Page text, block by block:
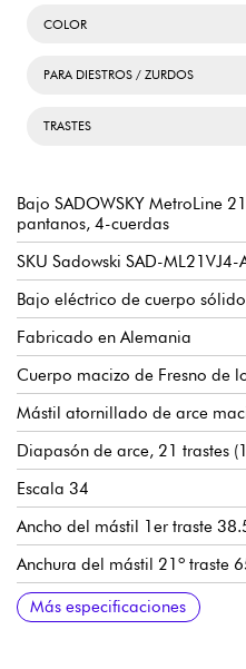
COLOR
PARA DIESTROS / ZURDOS
TRASTES
Bajo SADOWSKY MetroLine
pantanos, 4-cuerdas
SKU Sadowski SAD-ML21VJ4-
Bajo eléctrico de cuerpo
Fabricado en Alemania
Cuerpo macizo de Fresno de
Mástil atornillado de arce
Diapasón de arce, 21 trastes
Escala 34
Ancho del mástil 1er traste
Anchura del mástil 21º traste
Espesor del mástil 1er traste
Grosor del mástil 12º traste
Pastillas Sadowsky J-Style con
Preamplificador Sadowsky
bypass)
Control de volumen
Balance
Control de tono Vintage
bypass)
Agudos / Graves
Puente Sadowsky de
Clavijas de afinación Sadowsky
Se vende con funda Sadowsky
Más especificaciones